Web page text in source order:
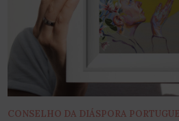
CONSELHO DA DIÁSPORA